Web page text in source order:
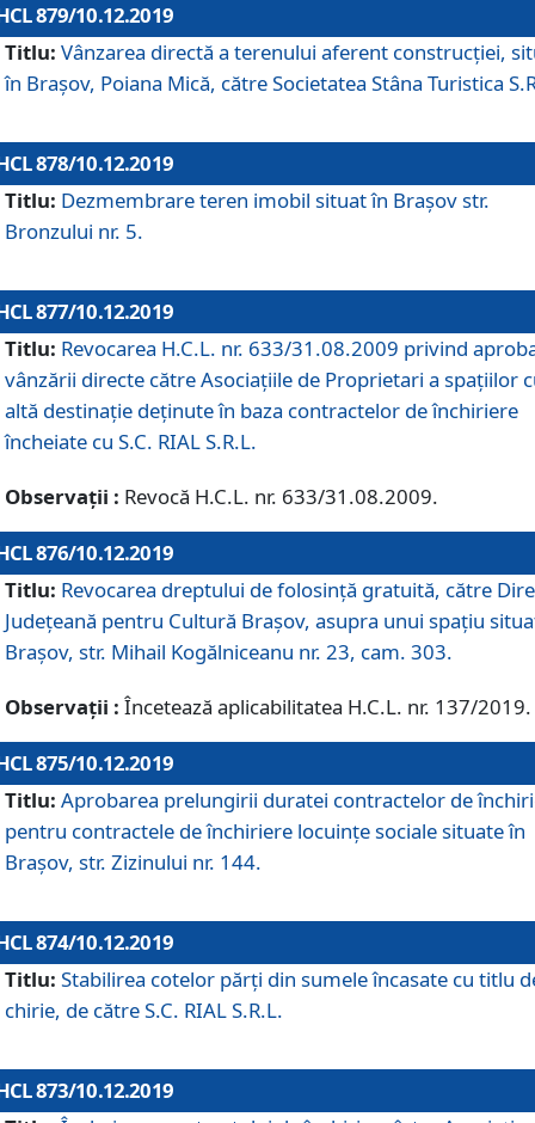
879/10.12.2019
Titlu: Vânzarea directă a terenului aferent construcției,
în Brașov, Poiana Mică, către Societatea Stâna Turistica
878/10.12.2019
Titlu: Dezmembrare teren imobil situat în Brașov str.
Bronzului nr. 5.
877/10.12.2019
Titlu: Revocarea H.C.L. nr. 633/31.08.2009 privind
vânzării directe către Asociațiile de Proprietari a spațiilor
altă destinație deținute în baza contractelor de închiriere
încheiate cu S.C. RIAL S.R.L.
Observații : Revocă H.C.L. nr. 633/31.08.2009.
876/10.12.2019
Titlu: Revocarea dreptului de folosinţă gratuită, către
Judeţeană pentru Cultură Braşov, asupra unui spaţiu
Braşov, str. Mihail Kogălniceanu nr. 23, cam. 303.
Observații : Încetează aplicabilitatea H.C.L. nr. 137/2019.
875/10.12.2019
Titlu: Aprobarea prelungirii duratei contractelor de
pentru contractele de închiriere locuinţe sociale situate în
Braşov, str. Zizinului nr. 144.
874/10.12.2019
Titlu: Stabilirea cotelor părți din sumele încasate cu titlu
chirie, de către S.C. RIAL S.R.L.
873/10.12.2019